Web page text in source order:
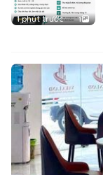
1 phút trước 1